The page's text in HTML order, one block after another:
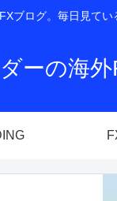
ログ。毎日見て
ーの海